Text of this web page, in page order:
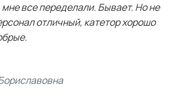
все переделали. Бывает. Но не
отличный, катетор хорошо